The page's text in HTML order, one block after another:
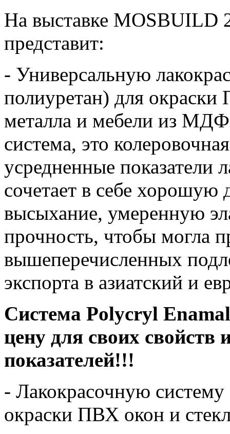
На выставке MOSBUILD
представит:
- Универсальную
полиуретан) для
металла и мебели из
система, это
усредненные показатели
сочетает в себе хорошую
высыхание, умеренную
прочность, чтобы могла
вышеперечисленных
экспорта в азиатский и
Система Polycryl
цену для своих свойств
показателей!!!
- Лакокрасочную
окраски ПВХ окон и